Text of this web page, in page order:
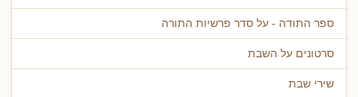
ספר התודה - על סדר פרשיות התורה
סרטונים על השבת
שירי שבת